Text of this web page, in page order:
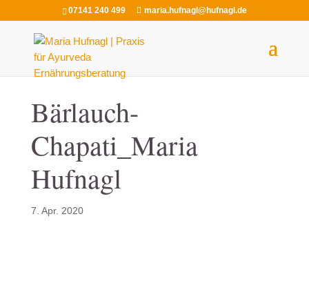
07141 240 499 maria.hufnagl@hufnagl.de
Bärlauch-
Chapati_Maria
Hufnagl
7. Apr. 2020